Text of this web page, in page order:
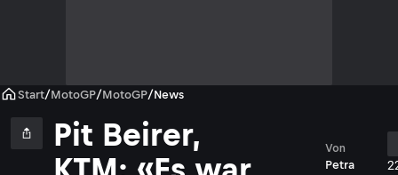
Start/MotoGP/MotoGP/News
Pit Beirer,
Petra
Von